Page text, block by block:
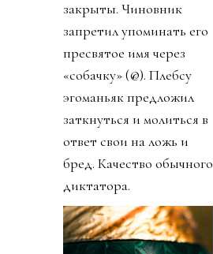
закрыты. Чиновник
запретил упоминать его
пресвятое имя через
«собачку» (@). Плебсу
эгоманьяк предложил
заткнуться и молиться в
ответ свои на ложь и
бред. Качество обычного
диктатора.